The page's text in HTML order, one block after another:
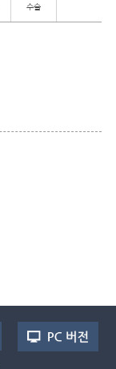
수술